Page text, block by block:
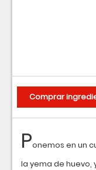
Ponemos en un
la yema de
Comprar